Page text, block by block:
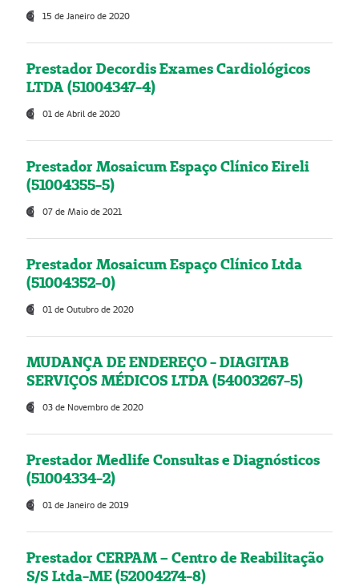
15 de Janeiro de 2020
Prestador Decordis Exames Cardiológicos
LTDA (51004347-4)
01 de Abril de 2020
Prestador Mosaicum Espaço Clínico Eireli
(51004355-5)
07 de Maio de 2021
Prestador Mosaicum Espaço Clínico Ltda
(51004352-0)
01 de Outubro de 2020
MUDANÇA DE ENDEREÇO - DIAGITAB
SERVIÇOS MÉDICOS LTDA (54003267-5)
03 de Novembro de 2020
Prestador Medlife Consultas e Diagnósticos
(51004334-2)
01 de Janeiro de 2019
Prestador CERPAM – Centro de Reabilitação
S/S Ltda-ME (52004274-8)